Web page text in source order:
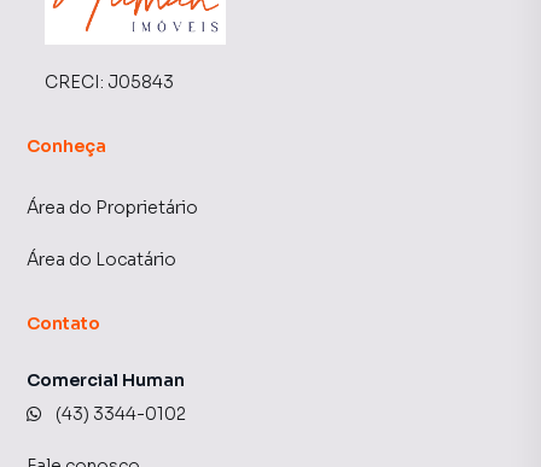
CRECI: J05843
Conheça
Área do Proprietário
Área do Locatário
Contato
Comercial Human
(43) 3344-0102